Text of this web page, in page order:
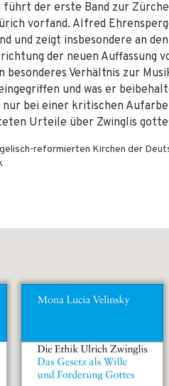
führt der erste Band zur
vorfand. Alfred
und zeigt insbesondere an
der neuen Auffassung
Verhältnis zur
und was er
bei einer kritischen
Urteile über Zwinglis
reformierten Kirchen der